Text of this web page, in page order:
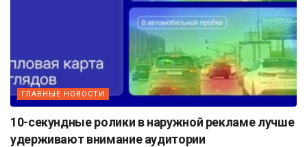
ГЛАВНЫЕ НОВОСТИ
10-секундные ролики в наружной рекламе лучше
удерживают внимание аудитории